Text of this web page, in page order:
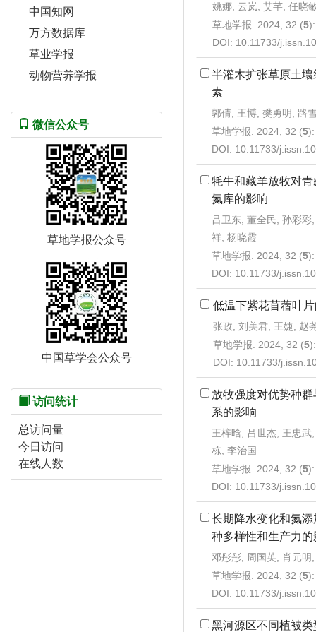
姚娜, 云岚, 艾芊, 任晓
草地学报. 2024, 32 (5
DOI: 10.11733/
半灌木扩张草原土
素
郭倩, 王博, 樊勇明, 路
草地学报. 2024, 32 (5
DOI: 10.11733/
牦牛和藏羊放牧对
氮库的影响
吕卫东, 董全民, 孙彩
祥, 杨晓霞
草地学报. 2024, 32 (5
DOI: 10.11733/
低温下紫花苜蓿叶
张政, 刘美君, 王婕, 赵
草地学报. 2024, 32 (5
DOI: 10.11733/
放牧强度对优势种
系的影响
王梓晗, 吕世杰, 王忠
栋, 李治国
草地学报. 2024, 32 (5
DOI: 10.11733/
长期降水变化和氮
种多样性和生产力的
邓彤彤, 周国英, 肖元明
草地学报. 2024, 32 (5
DOI: 10.11733/
黑河源区不同植被
中国知网
万方数据库
草业学报
动物营养学报
微信公众号
草地学报公众号
中国草学会公众号
访问统计
总访问量
今日访问
在线人数